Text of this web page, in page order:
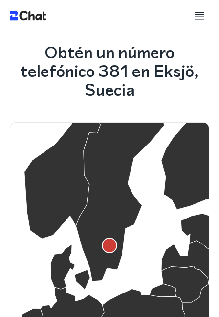
Obtén un número
telefónico 381 en Eksjö,
Suecia